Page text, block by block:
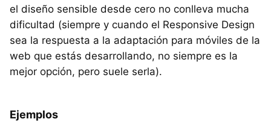
el diseño sensible desde cero no conlleva mucha
dificultad (siempre y cuando el Responsive Design
sea la respuesta a la adaptación para móviles de la
web que estás desarrollando, no siempre es la
mejor opción, pero suele serla).
Ejemplos